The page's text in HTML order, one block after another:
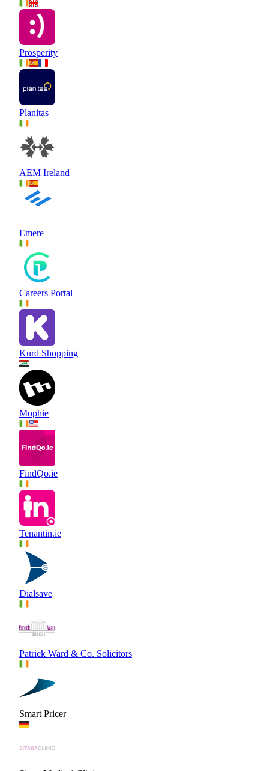
Prosperity
Planitas
AEM Ireland
Emere
Careers Portal
Kurd Shopping
Mophie
FindQo.ie
Tenantin.ie
Dialsave
Patrick Ward & Co. Solicitors
Smart Pricer